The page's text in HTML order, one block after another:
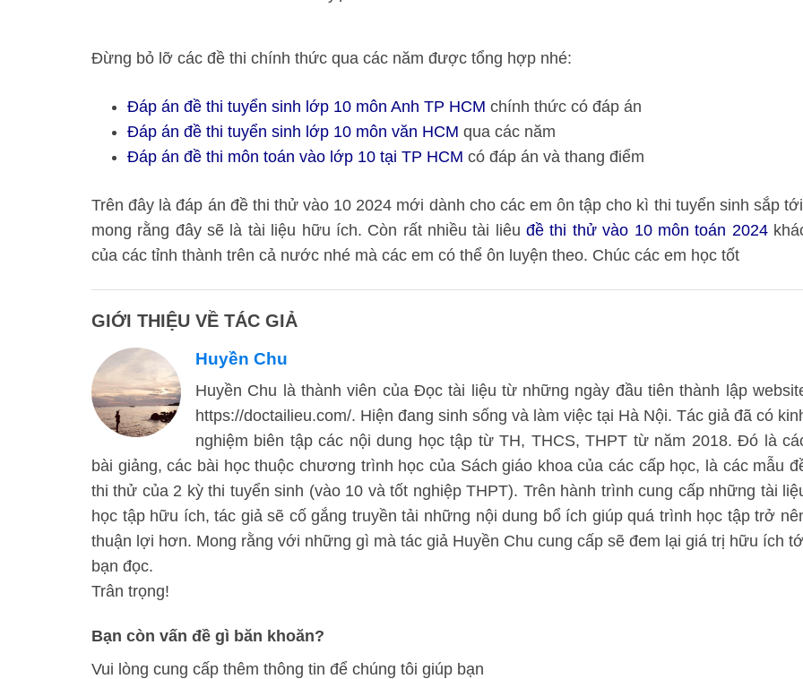
Đừng bỏ lỡ các đề thi chính thức qua các năm được tổng hợp nhé:
Đáp án đề thi tuyển sinh lớp 10 môn Anh TP HCM chính thức có đáp án
Đáp án đề thi tuyển sinh lớp 10 môn văn HCM qua các năm
Đáp án đề thi môn toán vào lớp 10 tại TP HCM có đáp án và thang điểm
Trên đây là đáp án đề thi thử vào 10 2024 mới dành cho các em ôn tập cho kì thi tuyển sinh sắp
mong rằng đây sẽ là tài liệu hữu ích. Còn rất nhiều tài liêuđề thi thử vào 10 môn toán 2024
của các tỉnh thành trên cả nước nhé mà các em có thể ôn luyện theo. Chúc các em học tốt
GIỚI THIỆU VỀ TÁC GIẢ
Huyền Chu
Huyền Chu là thành viên của Đọc tài liệu từ những ngày đầu tiên thành lập
https://doctailieu.com/. Hiện đang sinh sống và làm việc tại Hà Nội. Tác giả đã có
nghiệm biên tập các nội dung học tập từ TH, THCS, THPT từ năm 2018. Đó là
bài giảng, các bài học thuộc chương trình học của Sách giáo khoa của các cấp học, là các mẫu
thi thử của 2 kỳ thi tuyển sinh (vào 10 và tốt nghiệp THPT). Trên hành trình cung cấp những tài
học tập hữu ích, tác giả sẽ cố gắng truyền tải những nội dung bổ ích giúp quá trình học tập trở
thuận lợi hơn. Mong rằng với những gì mà tác giả Huyền Chu cung cấp sẽ đem lại giá trị hữu ích
bạn đọc.
Trân trọng!
Bạn còn vấn đề gì băn khoăn?
Vui lòng cung cấp thêm thông tin để chúng tôi giúp bạn